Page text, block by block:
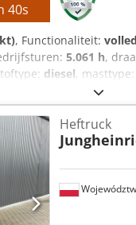
38s
, Functionaliteit:
5.061 h,
diesel, masttype:
tegen het hoogste
4.610 mm
Superelastische
MACHINE
Eigen gewicht:
pedaal - 3 LED-
Heftruck